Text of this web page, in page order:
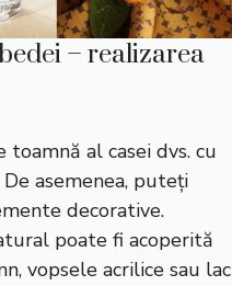
– realizarea
al casei dvs. cu
De asemenea, puteți
decorative.
poate fi acoperită
vopsele acrilice sau lac